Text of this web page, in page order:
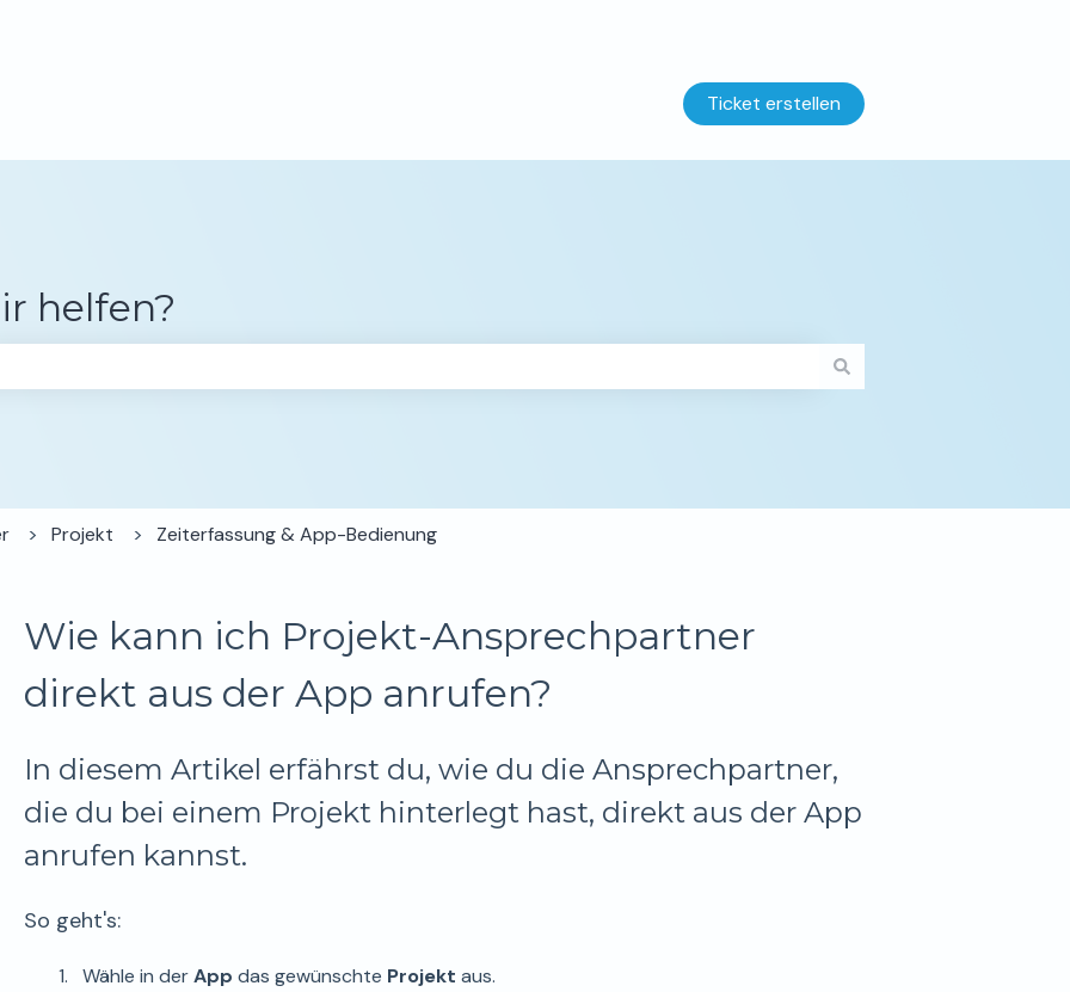
anzeigen
Ticket erstellen
helfen?
Projekt Zeiterfassung & App-Bedienung
Wie kann ich Projekt-Ansprechpartner
direkt aus der App anrufen?
In diesem Artikel erfährst du, wie du die Ansprechpartner,
die du bei einem Projekt hinterlegt hast, direkt aus der App
anrufen kannst.
So geht's:
Wähle in derApp das gewünschte Projekt aus.